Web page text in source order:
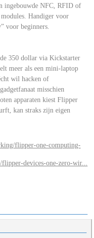
ingebouwde NFC, RFID of
Handiger voor
voor beginners.
350 dollar via Kickstarter
meer als een mini-laptop
wil hacken of
misschien
apparaten kiest Flipper
kan straks zijn eigen
flipper-one-computing-
devices-one-zero-wir...